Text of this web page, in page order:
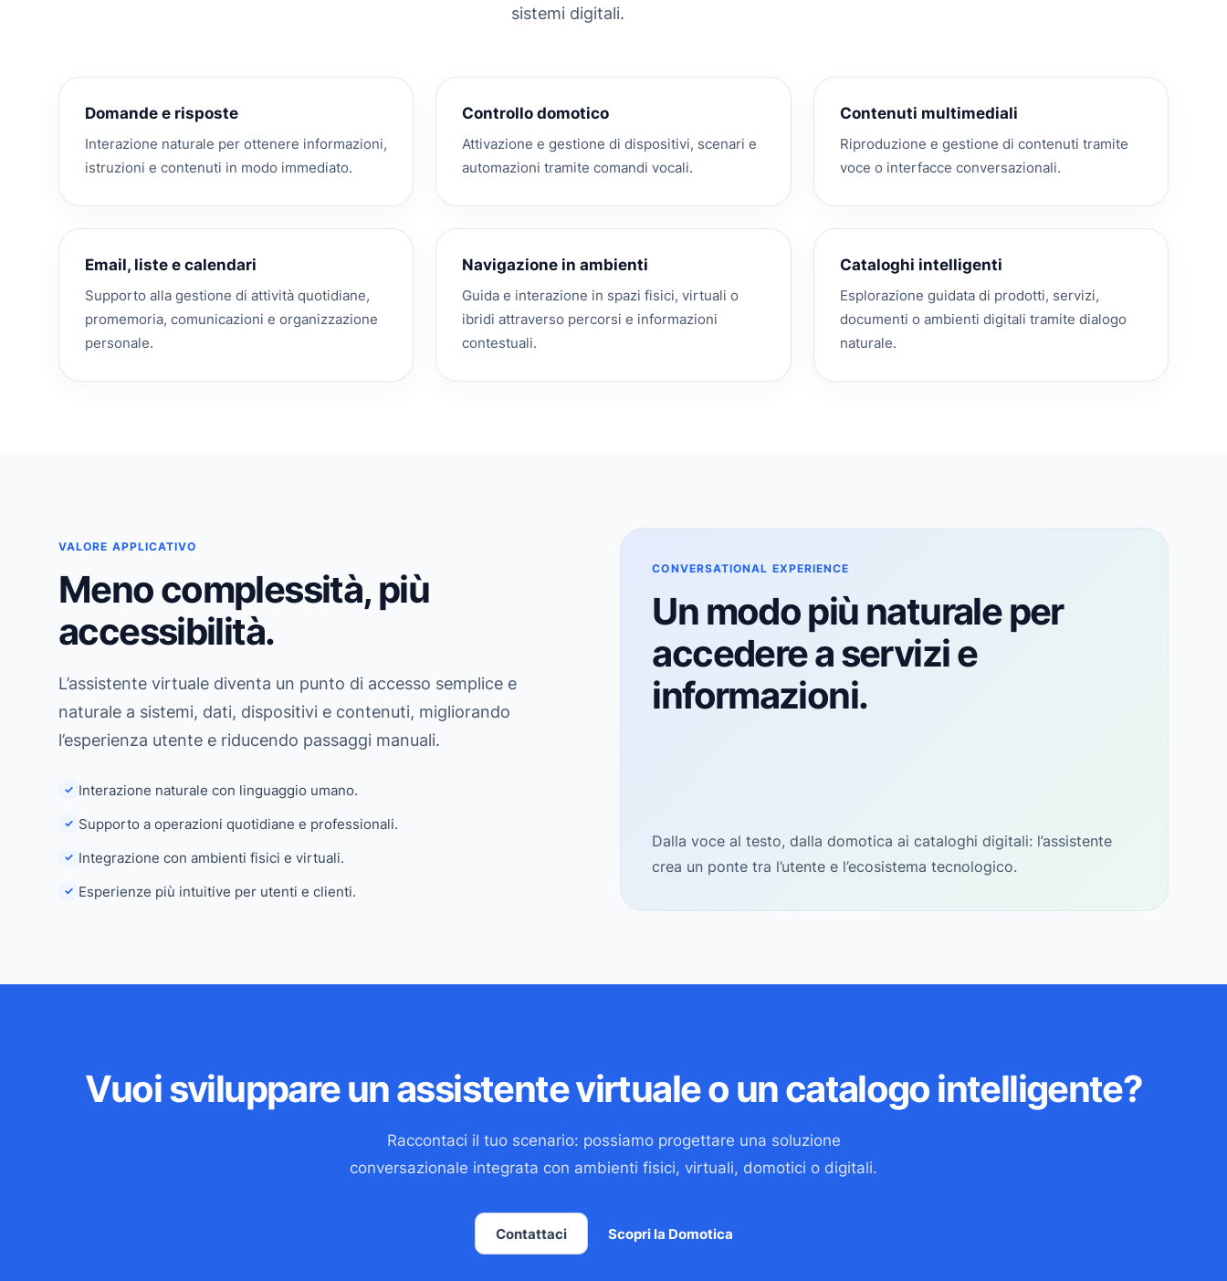
sistemi digitali.
Domande e risposte
Interazione naturale per ottenere informazioni,
istruzioni e contenuti in modo immediato.
Controllo domotico
Attivazione e gestione di dispositivi, scenari e
automazioni tramite comandi vocali.
Contenuti multimediali
Riproduzione e gestione di contenuti tramite
voce o interfacce conversazionali.
Email, liste e calendari
Supporto alla gestione di attività quotidiane,
promemoria, comunicazioni e organizzazione
personale.
Navigazione in ambienti
Guida e interazione in spazi fisici, virtuali o
ibridi attraverso percorsi e informazioni
contestuali.
Cataloghi intelligenti
Esplorazione guidata di prodotti, servizi,
documenti o ambienti digitali tramite dialogo
naturale.
VALORE APPLICATIVO
Meno complessità, più
accessibilità.
L’assistente virtuale diventa un punto di accesso semplice e
naturale a sistemi, dati, dispositivi e contenuti, migliorando
l’esperienza utente e riducendo passaggi manuali.
✓ Interazione naturale con linguaggio umano.
✓ Supporto a operazioni quotidiane e professionali.
✓ Integrazione con ambienti fisici e virtuali.
✓ Esperienze più intuitive per utenti e clienti.
CONVERSATIONAL EXPERIENCE
Un modo più naturale per
accedere a servizi e
informazioni.
Dalla voce al testo, dalla domotica ai cataloghi digitali: l’assistente
crea un ponte tra l’utente e l’ecosistema tecnologico.
Vuoi sviluppare un assistente virtuale o un catalogo intelligente?
Raccontaci il tuo scenario: possiamo progettare una soluzione
conversazionale integrata con ambienti fisici, virtuali, domotici o digitali.
Contattaci Scopri la Domotica